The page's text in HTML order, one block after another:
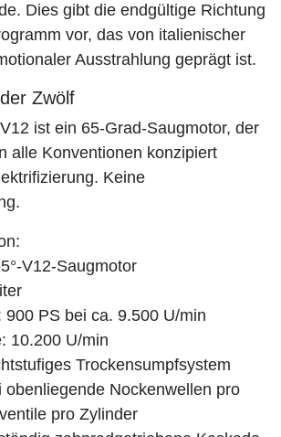
Dies gibt die endgültige Richtung
vor, das von italienischer
Ausstrahlung geprägt ist.
Zwölf
ist ein 65-Grad-Saugmotor, der
alle Konventionen konzipiert
Keine
V12-Saugmotor
900 PS bei ca. 9.500 U/min
10.200 U/min
Trockensumpfsystem
obenliegende Nockenwellen pro
pro Zylinder